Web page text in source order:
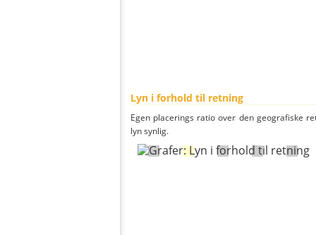
Lyn i forhold til retning
Egen placerings ratio over den geografiske
lyn synlig.